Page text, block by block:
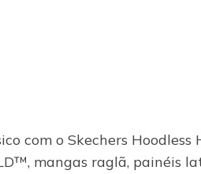
com o Skechers
mangas raglã, painéis